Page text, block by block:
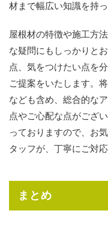
材まで幅広い知識を持っ
屋根材の特徴や施工方
な疑問にもしっかりと
点、気をつけたい点を
ご提案をいたします。
なども含め、総合的な
点やご心配な点がござ
っておりますので、お
タッフが、丁寧にご対
まとめ